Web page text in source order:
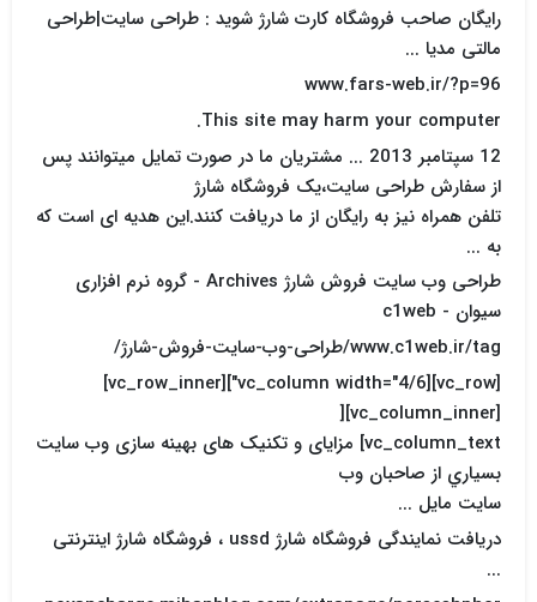
رایگان صاحب فروشگاه کارت شارژ شوید : طراحی سایت|طراحی
مالتی مدیا ...
www.fars-web.ir/?p=96
This site may harm your computer.
12 سپتامبر 2013 ... مشتریان ما در صورت تمایل میتوانند پس
از سفارش طراحی سایت،یک فروشگاه شارژ
تلفن همراه نیز به رایگان از ما دریافت کنند.این هدیه ای است که
به ...
طراحی وب سایت فروش شارژ Archives - گروه نرم افزاری
سیوان - c1web
www.c1web.ir/tag/طراحی-وب-سایت-فروش-شارژ/
[vc_row][vc_column width="4/6"][vc_row_inner]
[vc_column_inner][
vc_column_text] مزایای و تکنیک های بهینه سازی وب سایت
بسياري از صاحبان وب
سايت مايل ...
دریافت نمایندگی فروشگاه شارژ ussd ، فروشگاه شارژ اینترنتی
...